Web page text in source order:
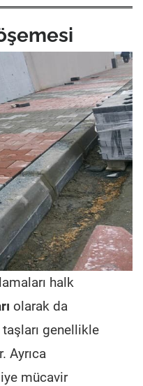
halk
olarak da
genellikle
Ayrıca
mücavir